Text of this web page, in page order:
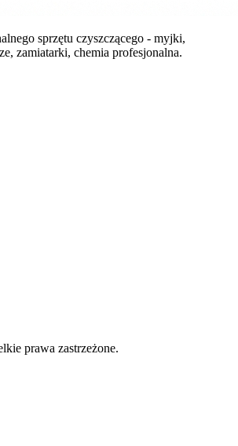
sprzętu czyszczącego - myjki,
zamiatarki, chemia profesjonalna.
prawa zastrzeżone.